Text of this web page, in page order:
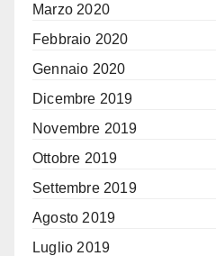
Marzo 2020
Febbraio 2020
Gennaio 2020
Dicembre 2019
Novembre 2019
Ottobre 2019
Settembre 2019
Agosto 2019
Luglio 2019